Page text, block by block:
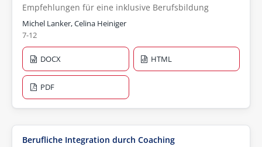
Empfehlungen für eine inklusive Berufsbildung
Michel Lanker, Celina Heiniger
7-12
DOCX HTML
PDF
Berufliche Integration durch Coaching